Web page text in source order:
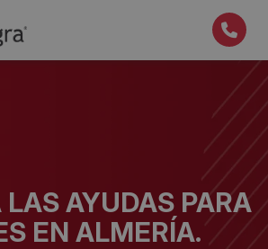
LAS AYUDAS PARA
EN ALMERÍA.